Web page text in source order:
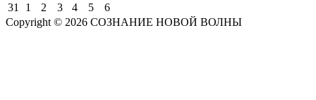
31
1 2 3 4 5
6
Copyright © 2026 СОЗНАНИЕ НОВОЙ ВОЛНЫ